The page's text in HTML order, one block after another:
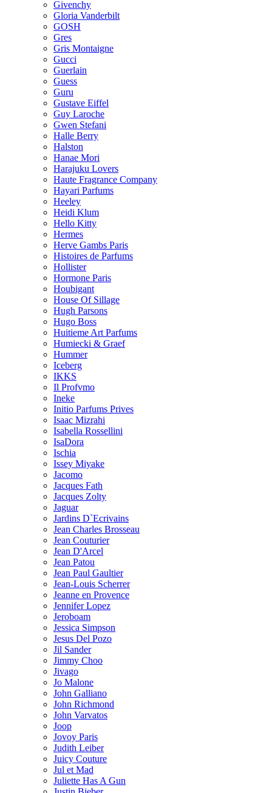
Givenchy
Gloria Vanderbilt
GOSH
Gres
Gris Montaigne
Gucci
Guerlain
Guess
Guru
Gustave Eiffel
Guy Laroche
Gwen Stefani
Halle Berry
Halston
Hanae Mori
Harajuku Lovers
Haute Fragrance Company
Hayari Parfums
Heeley
Heidi Klum
Hello Kitty
Hermes
Herve Gambs Paris
Histoires de Parfums
Hollister
Hormone Paris
Houbigant
House Of Sillage
Hugh Parsons
Hugo Boss
Huitieme Art Parfums
Humiecki & Graef
Hummer
Iceberg
IKKS
Il Profvmo
Ineke
Initio Parfums Prives
Isaac Mizrahi
Isabella Rossellini
IsaDora
Ischia
Issey Miyake
Jacomo
Jacques Fath
Jacques Zolty
Jaguar
Jardins D`Ecrivains
Jean Charles Brosseau
Jean Couturier
Jean D'Arcel
Jean Patou
Jean Paul Gaultier
Jean-Louis Scherrer
Jeanne en Provence
Jennifer Lopez
Jeroboam
Jessica Simpson
Jesus Del Pozo
Jil Sander
Jimmy Choo
Jivago
Jo Malone
John Galliano
John Richmond
John Varvatos
Joop
Jovoy Paris
Judith Leiber
Juicy Couture
Jul et Mad
Juliette Has A Gun